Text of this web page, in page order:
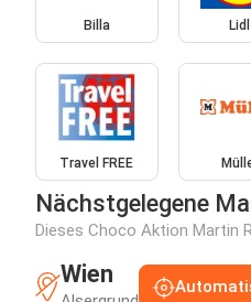
Billa Lidl
Travel FREE
Nächstgelegene
Dieses Choco Aktion Martin
Wien